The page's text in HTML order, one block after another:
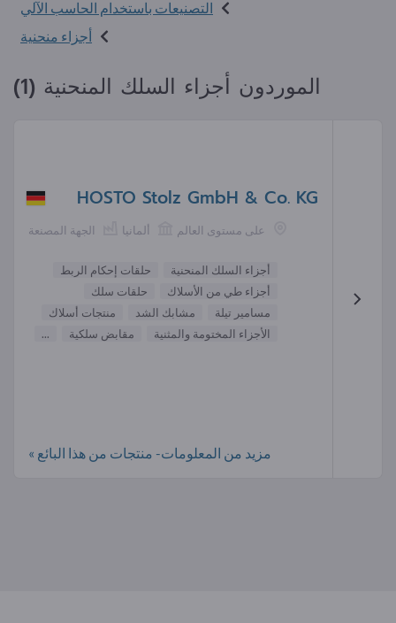
التصنيعات باستخدام الحاسب الآلي
أجزاء منحنية
الموردون أجزاء السلك المنحنية (1)
HOSTO Stolz GmbH & Co. KG
الجهة المصنعة ألمانيا على مستوى العالم
أجزاء السلك المنحنية
حلقات إحكام الربط
أجزاء طي من الأسلاك
حلقات سلك
مسامير تيلة
مشابك الشد
منتجات أسلاك
الأجزاء المختومة والمثنية
مقابض سلكية ...
مزيد من المعلومات- منتجات من هذا البائع »